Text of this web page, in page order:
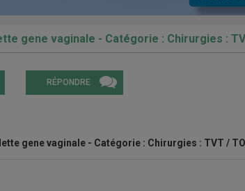
gene vaginale - Catégorie : Chirurgies :
RÉPONDRE
gene vaginale - Catégorie : Chirurgies : TVT /